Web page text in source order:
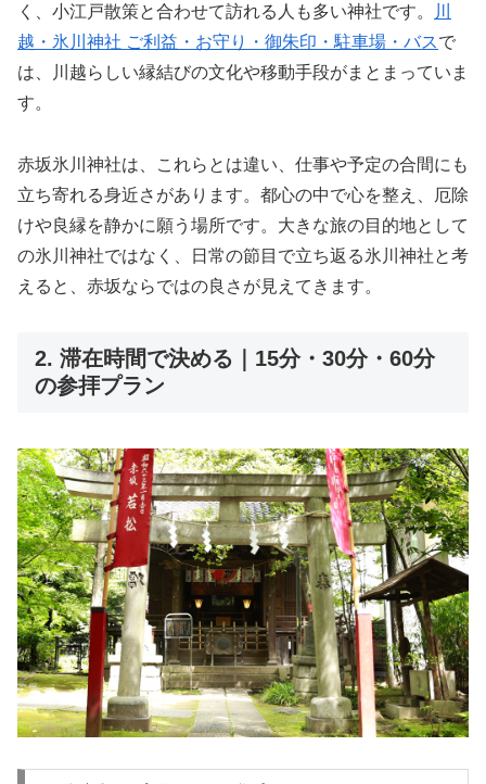
く、小江戸散策と合わせて訪れる人も多い神社です。
川
越・氷川神社 ご利益・お守り・御朱印・駐車場・バスで
は、川越らしい縁結びの文化や移動手段がまとまっていま
す。
赤坂氷川神社は、これらとは違い、仕事や予定の合間にも
立ち寄れる身近さがあります。都心の中で心を整え、厄除
けや良縁を静かに願う場所です。大きな旅の目的地として
の氷川神社ではなく、日常の節目で立ち返る氷川神社と考
えると、赤坂ならではの良さが見えてきます。
2. 滞在時間で決める｜15分・30分・60分
の参拝プラン